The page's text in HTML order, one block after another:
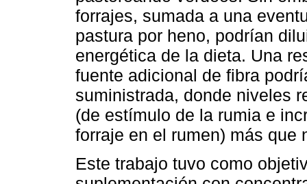
forrajes, sumada a una
pastura por heno, podrían
energética de la dieta. Una
fuente adicional de fibra
suministrada, donde niveles
(de estímulo de la rumia e
forraje en el rumen) más que
Este trabajo tuvo como